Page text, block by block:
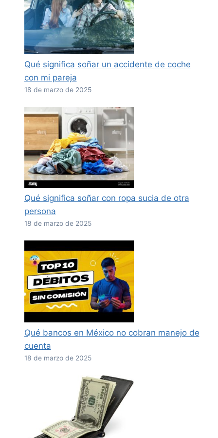
Qué significa soñar un accidente de coche
con mi pareja
18 de marzo de 2025
Qué significa soñar con ropa sucia de otra
persona
18 de marzo de 2025
Qué bancos en México no cobran manejo de
cuenta
18 de marzo de 2025